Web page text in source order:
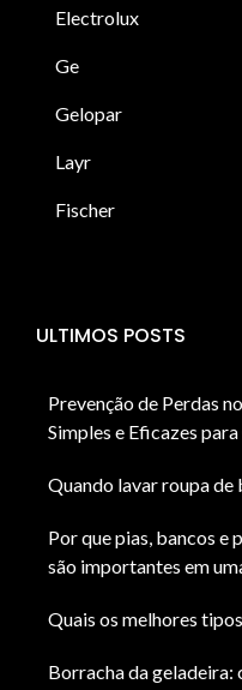
Electrolux
Ge
Gelopar
Layr
Fischer
ULTIMOS POSTS
Prevenção de Perdas
Simples e Eficazes
Quando lavar roupa de
Por que pias, bancos e
são importantes em
Quais os melhores
Borracha da geladeira: